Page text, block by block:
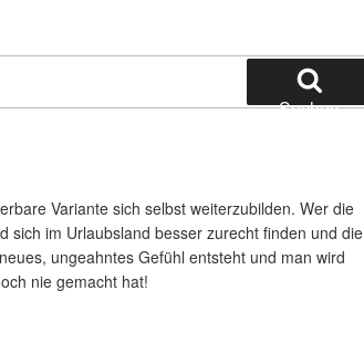
Suchen
Variante sich selbst weiterzubilden. Wer die
sich im Urlaubsland besser zurecht finden und die
ungeahntes Gefühl entsteht und man wird
nie gemacht hat!